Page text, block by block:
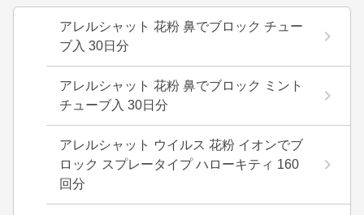
アレルシャット 花粉 鼻でブロック チュー
ブ入 30日分
アレルシャット 花粉 鼻でブロック ミント
チューブ入 30日分
アレルシャット ウイルス 花粉 イオンでブ
ロック スプレータイプ ハローキティ 160
回分